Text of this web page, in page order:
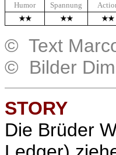
Humor Spannung
© Text
© Bilder
STORY
Die Brüder